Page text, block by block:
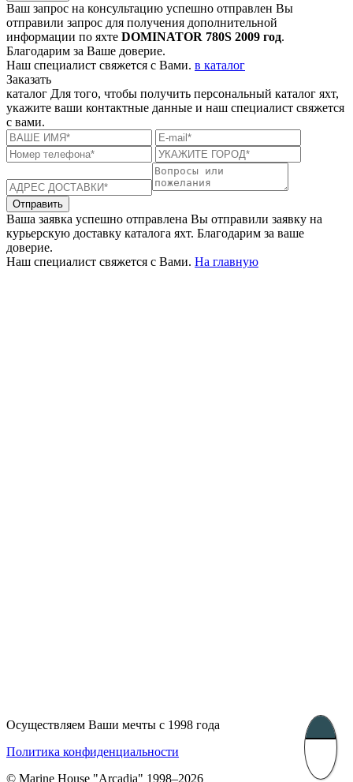
Ваш запрос на консультацию успешно отправлен Вы
отправили запрос для получения дополнительной
информации по яхте DOMINATOR 780S 2009 год.
Благодарим за Ваше доверие.
Наш специалист свяжется с Вами. в каталог
Заказать
каталог Для того, чтобы получить персональный каталог яхт,
укажите ваши контактные данные и наш специалист свяжется
с вами.
Отправить
Ваша заявка успешно отправлена Вы отправили заявку на
курьерскую доставку каталога яхт. Благодарим за ваше
доверие.
Наш специалист свяжется с Вами. На главную
Осуществляем Ваши мечты с 1998 года
Политика конфиденциальности
© Marine House "Arcadia" 1998–2026